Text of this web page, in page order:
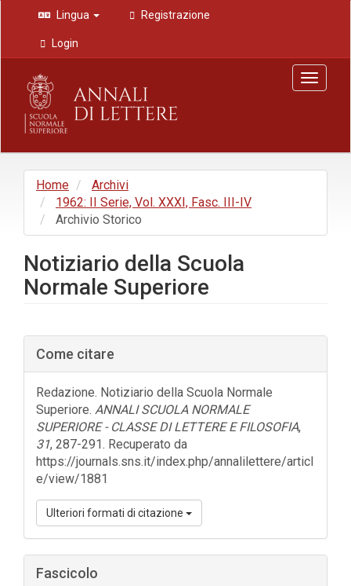
Navigazione
principale
Contenuto
principale
Barra
laterale
Lingua Registrazione
Login
Toggle
Home
Archivi
1962: II Serie, Vol. XXXI, Fasc. III-IV
Archivio Storico
Notiziario della Scuola
Normale Superiore
Barra
laterale
dell'articolo
Come citare
Redazione. Notiziario della Scuola Normale
Superiore. ANNALI SCUOLA NORMALE
SUPERIORE - CLASSE DI LETTERE E FILOSOFIA,
31, 287-291. Recuperato da
https://journals.sns.it/index.php/annalilettere/articl
e/view/1881
Ulteriori formati di citazione
Fascicolo